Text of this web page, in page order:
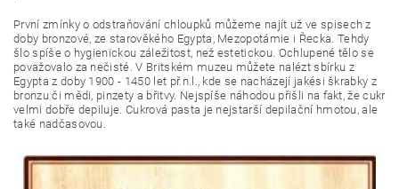
První zmínky o odstraňování chloupků můžeme najít už ve spisech z
doby bronzové, ze starověkého Egypta, Mezopotámie i Řecka. Tehdy
šlo spíše o hygienickou záležitost, než estetickou. Ochlupené tělo se
považovalo za nečisté. V Britském muzeu můžete nalézt sbírku z
Egypta z doby 1900 - 1450 let př.n.l., kde se nacházejí jakési škrabky z
bronzu či mědi, pinzety a břitvy. Nejspíše náhodou přišli na fakt, že cukr
velmi dobře depiluje. Cukrová pasta je nejstarší depilační hmotou, ale
také nadčasovou.